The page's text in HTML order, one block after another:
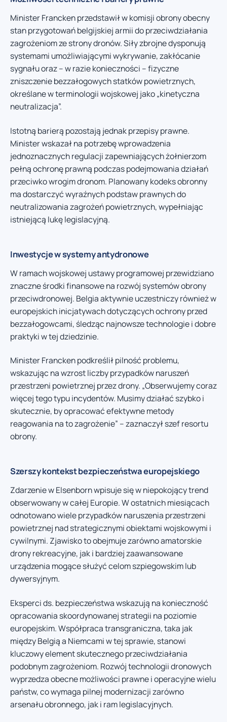
Minister Francken przedstawił w komisji obrony obecny
stan przygotowań belgijskiej armii do przeciwdziałania
zagrożeniom ze strony dronów. Siły zbrojne dysponują
systemami umożliwiającymi wykrywanie, zakłócanie
sygnału oraz – w razie konieczności – fizyczne
zniszczenie bezzałogowych statków powietrznych,
określane w terminologii wojskowej jako „kinetyczna
neutralizacja”.
Istotną barierą pozostają jednak przepisy prawne.
Minister wskazał na potrzebę wprowadzenia
jednoznacznych regulacji zapewniających żołnierzom
pełną ochronę prawną podczas podejmowania działań
przeciwko wrogim dronom. Planowany kodeks obronny
ma dostarczyć wyraźnych podstaw prawnych do
neutralizowania zagrożeń powietrznych, wypełniając
istniejącą lukę legislacyjną.
Inwestycje w systemy antydronowe
W ramach wojskowej ustawy programowej przewidziano
znaczne środki finansowe na rozwój systemów obrony
przeciwdronowej. Belgia aktywnie uczestniczy również w
europejskich inicjatywach dotyczących ochrony przed
bezzałogowcami, śledząc najnowsze technologie i dobre
praktyki w tej dziedzinie.
Minister Francken podkreślił pilność problemu,
wskazując na wzrost liczby przypadków naruszeń
przestrzeni powietrznej przez drony. „Obserwujemy coraz
więcej tego typu incydentów. Musimy działać szybko i
skutecznie, by opracować efektywne metody
reagowania na to zagrożenie” – zaznaczył szef resortu
obrony.
Szerszy kontekst bezpieczeństwa europejskiego
Zdarzenie w Elsenborn wpisuje się w niepokojący trend
obserwowany w całej Europie. W ostatnich miesiącach
odnotowano wiele przypadków naruszenia przestrzeni
powietrznej nad strategicznymi obiektami wojskowymi i
cywilnymi. Zjawisko to obejmuje zarówno amatorskie
drony rekreacyjne, jak i bardziej zaawansowane
urządzenia mogące służyć celom szpiegowskim lub
dywersyjnym.
Eksperci ds. bezpieczeństwa wskazują na konieczność
opracowania skoordynowanej strategii na poziomie
europejskim. Współpraca transgraniczna, taka jak
między Belgią a Niemcami w tej sprawie, stanowi
kluczowy element skutecznego przeciwdziałania
podobnym zagrożeniom. Rozwój technologii dronowych
wyprzedza obecne możliwości prawne i operacyjne wielu
państw, co wymaga pilnej modernizacji zarówno
arsenału obronnego, jak i ram legislacyjnych.